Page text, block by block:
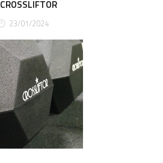
CROSSLIFTOR
23/01/2024